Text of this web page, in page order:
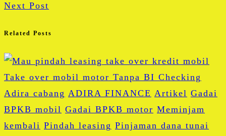
Next Post
Related Posts
Adira cabang ADIRA FINANCE Artikel Gadai
BPKB mobil Gadai BPKB motor Meminjam
kembali Pindah leasing Pinjaman dana tunai